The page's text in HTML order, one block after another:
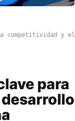
competitividad y el
para